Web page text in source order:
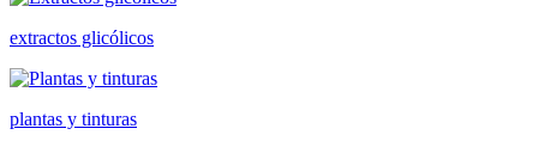
extractos glicólicos
plantas y tinturas